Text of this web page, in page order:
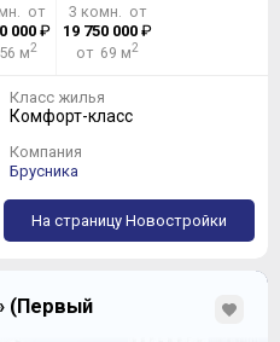
от
000₽
м2
3 комн. от
19 750 000 ₽
от 69 м2
Класс жилья
Комфорт-класс
Компания
Брусника
На страницу Новостройки
(Первый